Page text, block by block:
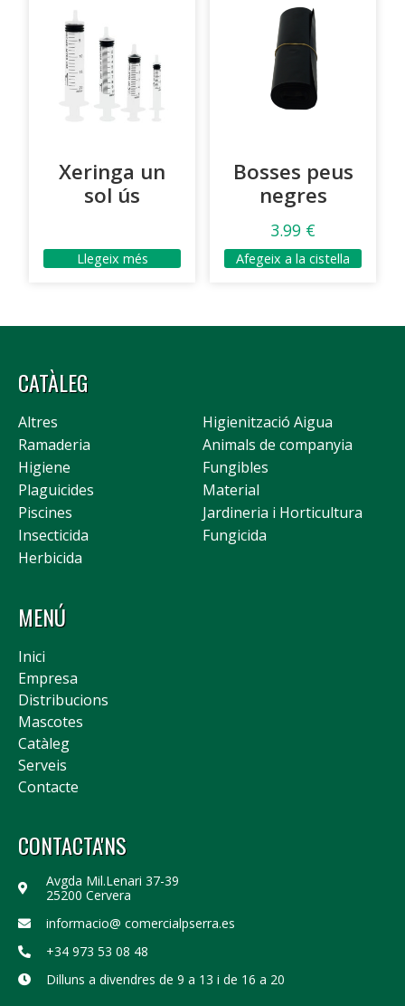
Xeringa un
sol ús
Llegeix més
Bosses peus
negres
3.99 €
Afegeix a la cistella
CATÀLEG
Altres
Higienització Aigua
Ramaderia
Animals de companyia
Higiene
Fungibles
Plaguicides
Material
Piscines
Jardineria i Horticultura
Insecticida
Fungicida
Herbicida
MENÚ
Inici
Empresa
Distribucions
Mascotes
Catàleg
Serveis
Contacte
CONTACTA'NS
Avgda Mil.Lenari 37-39
25200 Cervera
informacio@ comercialpserra.es
+34 973 53 08 48
Dilluns a divendres de 9 a 13 i de 16 a 20